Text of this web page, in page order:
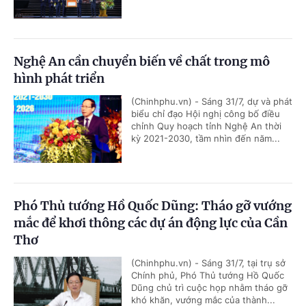
Nghệ An cần chuyển biến về chất trong mô
hình phát triển
(Chinhphu.vn) - Sáng 31/7, dự và phát
biểu chỉ đạo Hội nghị công bố điều
chỉnh Quy hoạch tỉnh Nghệ An thời
kỳ 2021-2030, tầm nhìn đến năm...
Phó Thủ tướng Hồ Quốc Dũng: Tháo gỡ vướng
mắc để khơi thông các dự án động lực của Cần
Thơ
(Chinhphu.vn) - Sáng 31/7, tại trụ sở
Chính phủ, Phó Thủ tướng Hồ Quốc
Dũng chủ trì cuộc họp nhằm tháo gỡ
khó khăn, vướng mắc của thành...